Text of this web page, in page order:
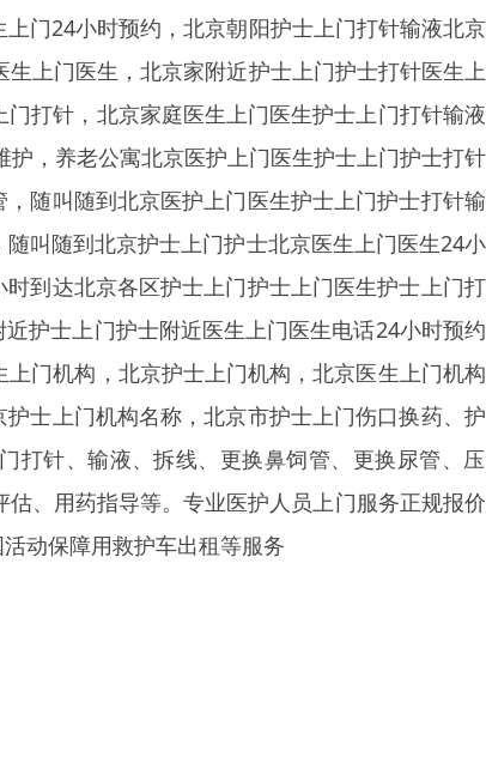
门24小时预约，北京朝阳护士上门打针输液北
上门医生，北京家附近护士上门护士打针医生
打针，北京家庭医生上门医生护士上门打针输
，养老公寓北京医护上门医生护士上门护士打
随叫随到北京医护上门医生护士上门护士打针
叫随到北京护士上门护士北京医生上门医生24
到达北京各区护士上门护士上门医生护士上门
护士上门护士附近医生上门医生电话24小时预
门机构，北京护士上门机构，北京医生上门机
士上门机构名称，北京市护士上门伤口换药、
打针、输液、拆线、更换鼻饲管、更换尿管、
、用药指导等。专业医护人员上门服务正规报
动保障用救护车出租等服务